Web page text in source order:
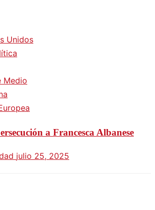
Unidos
Medio
a Francesca Albanese
julio 25, 2025